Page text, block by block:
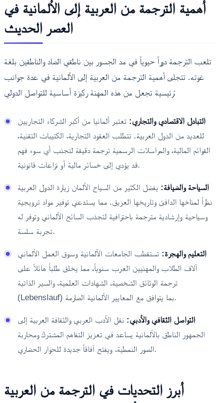
أهمية الترجمة من العربية إلى الألمانية في
العصر الحديث
تلعب الترجمة دوراً حيوياً في مد الجسور بين ناطقي الضاد والناطقين بلغة
غوته. تتجلى أهمية الترجمة من العربية إلى الألمانية في عدة جوانب
رئيسية تجعل من هذه المهنة ركيزة أساسية للتواصل الدولي:
التبادل الاقتصادي والتجاري: تعتبر ألمانيا من أكبر الشركاء التجاريين
للعديد من الدول العربية. تتطلب العقود التجارية، الكتيبات التقنية،
القوائم المالية، والمراسلات الرسمية ترجمة دقيقة لتجنب أي سوء فهم
قد يؤدي إلى خسائر مالية أو نزاعات قانونية.
السياحة والضيافة: يفضل الكثير من السياح الألمان زيارة الدول العربية
نظراً لمناخها الدافئ وتاريخها العريق. مما يستدعي توفير مواد ترويجية
وسياحية وإرشادية مترجمة باحترافية لتجذب السائح الألماني وتوفر له
تجربة سلسة.
التعليم والهجرة: تستقطب الجامعات الألمانية وسوق العمل الألماني
آلاف الطلاب والمهنيين العرب سنوياً، مما يخلق طلباً هائلاً على
ترجمة الوثائق الشخصية، الشهادات العلمية، والسير الذاتية
(Lebenslauf) بما يتوافق مع المعايير الألمانية الصارمة.
التواصل الثقافي والأدبي: نقل الأدب العربي والثقافة العربية إلى
الجمهور الناطق بالألمانية يساعد في تعزيز التفاهم المشترك ومحاربة
الصور النمطية، ويفتح آفاقاً جديدة للحوار الحضاري.
أبرز التحديات في الترجمة من العربية